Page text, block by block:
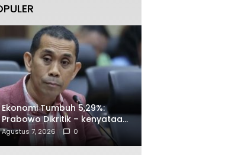
Ekonomi Tumbuh 5,29%:
Prabowo Dikritik – kenyataan
Menjawab
Agustus 7, 2026 0